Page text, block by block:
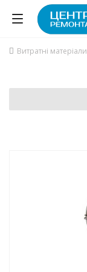
Витратні матеріали